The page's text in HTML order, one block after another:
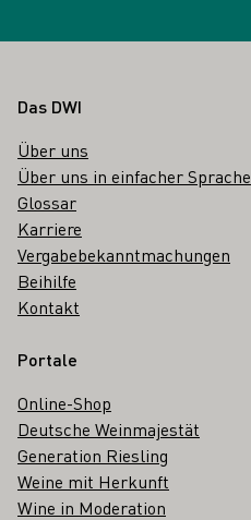
Fußbereich
Das DWI
Über uns
Über uns in einfacher Sprache
Glossar
Karriere
Vergabebekanntmachungen
Beihilfe
Kontakt
Portale
Online-Shop
Deutsche Weinmajestät
Generation Riesling
Weine mit Herkunft
Wine in Moderation